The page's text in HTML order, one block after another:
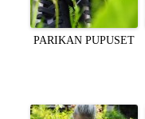
PARIKAN PUPUSET